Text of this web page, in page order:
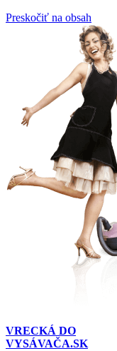
Preskočiť na obsah
VRECKÁ DO
VYSÁVAČA.SK